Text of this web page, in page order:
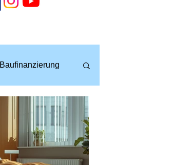
Baufinanzierung